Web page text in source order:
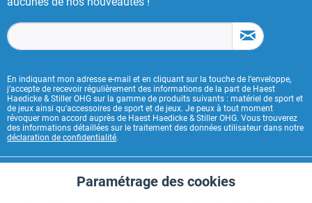
En indiquant mon adresse e-mail et en cliquant sur la touche de l’enveloppe,
j’accepte de recevoir régulièrement des informations de la part de Haest
Haedicke & Stiller OHG sur la gamme de produits suivants : matériel de sport et
de jeux ainsi qu’accessoires de sport et de jeux. Je peux à tout moment
révoquer mon accord auprès de Haest Haedicke & Stiller OHG. Vous trouverez
des informations détaillées sur le traitement des données utilisateur dans notre
déclaration de confidentialité.
Fonctionnels Aktiv
Paramétrage des cookies